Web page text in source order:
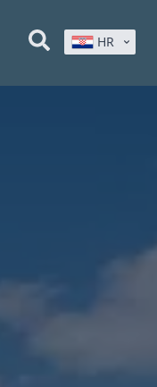
HR